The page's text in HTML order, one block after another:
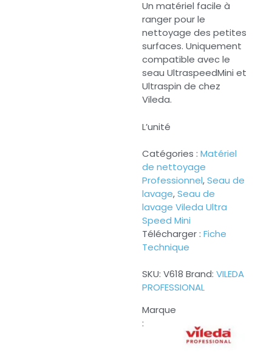
Un matériel facile à
ranger pour le
nettoyage des petites
surfaces. Uniquement
compatible avec le
seau UltraspeedMini et
Ultraspin de chez
Vileda.
L’unité
Catégories : Matériel
de nettoyage
Professionnel,Seau de
lavage,Seau de
lavage Vileda Ultra
Speed Mini
Télécharger : Fiche
Technique
SKU: V618 Brand: VILEDA
PROFESSIONAL